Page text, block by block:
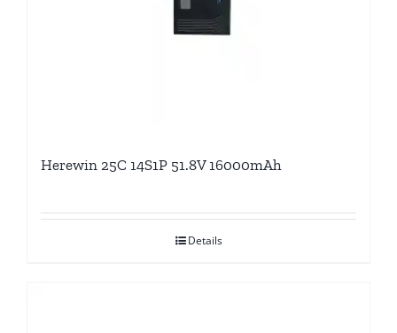
Herewin 25C 14S1P 51.8V 16000mAh
Details